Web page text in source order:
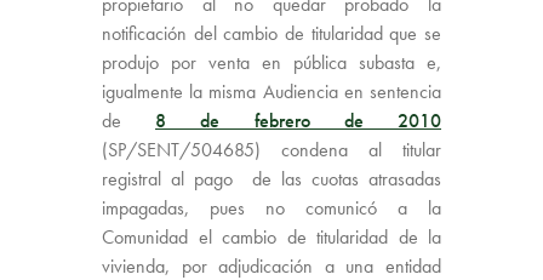
notificación del cambio de titularidad que se
produjo por venta en pública subasta e,
igualmente la misma Audiencia en sentencia
de 8 de febrero de 2010
(SP/SENT/504685) condena al titular
registral al pago de las cuotas atrasadas
impagadas, pues no comunicó a la
Comunidad el cambio de titularidad de la
vivienda, por adjudicación a una entidad